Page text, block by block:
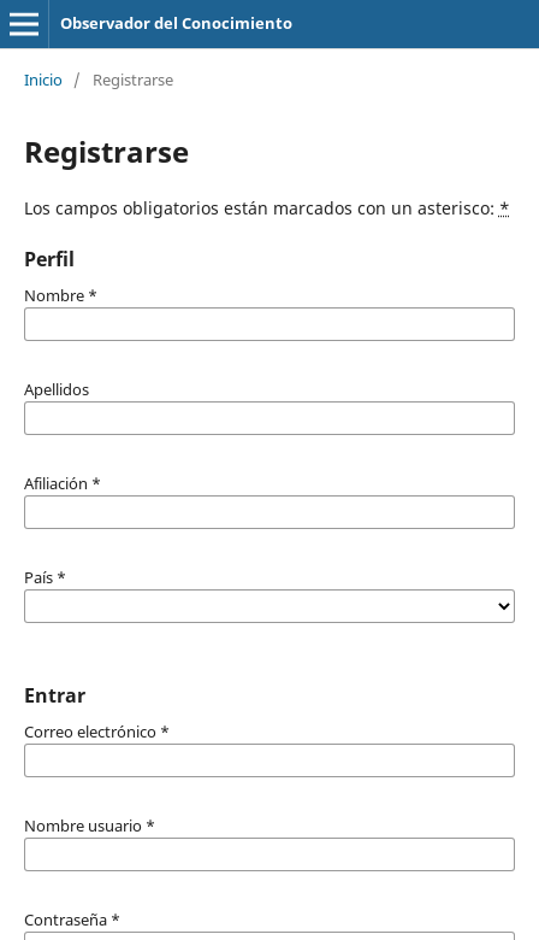
Observador del Conocimiento
Inicio / Registrarse
Registrarse
Los campos obligatorios están marcados con un asterisco: *
Perfil
Nombre *
Apellidos
Afiliación *
País *
Entrar
Correo electrónico *
Nombre usuario *
Contraseña *